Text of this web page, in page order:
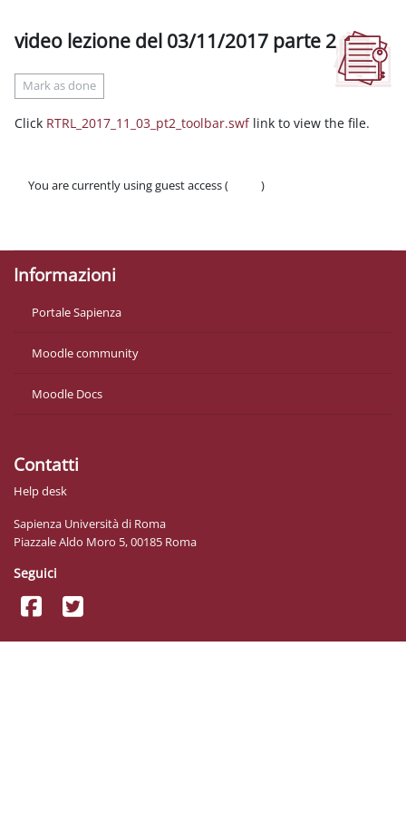
video lezione del 03/11/2017 parte 2
Mark as done
Click RTRL_2017_11_03_pt2_toolbar.swflink to view the file.
You are currently using guest access (
)
Informazioni
Portale Sapienza
Moodle community
Moodle Docs
Contatti
Help desk
Sapienza Università di Roma
Piazzale Aldo Moro 5, 00185 Roma
Seguici